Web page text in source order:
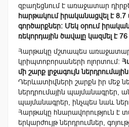
զբաղեցնում է առաջատար
հարթակում իրականացվել է 8.7
գործարքներ։ Մեկ օրում
ռեկորդային ծավալը կազմել է 76
Հարթակը մշտապես առաջատար
կրիպտոբորսաների ոլորտում։
մի շարք լրջագույն
Դերևատիվների շարքն իր մեջ
ներդրումային պայմանագրեր,
պայմանագրեր, ինչպես նաև
Հարթակը հնարավորություն է
երկարժույթ ներդրումներ,